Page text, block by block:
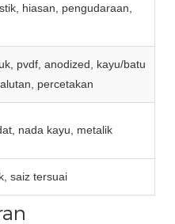
hiasan, pengudaraan,
pvdf, anodized, kayu/batu
percetakan
nada kayu, metalik
saiz tersuai